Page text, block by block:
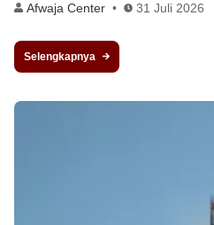
Afwaja Center 31 Juli 2026
Selengkapnya